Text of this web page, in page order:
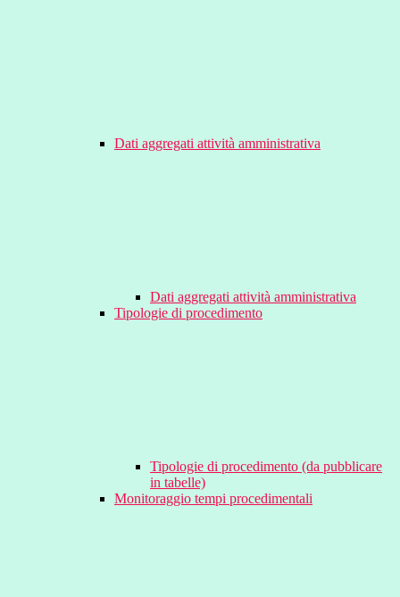
Dati aggregati attività amministrativa
Dati aggregati attività amministrativa
Tipologie di procedimento
Tipologie di procedimento (da pubblicare
in tabelle)
Monitoraggio tempi procedimentali